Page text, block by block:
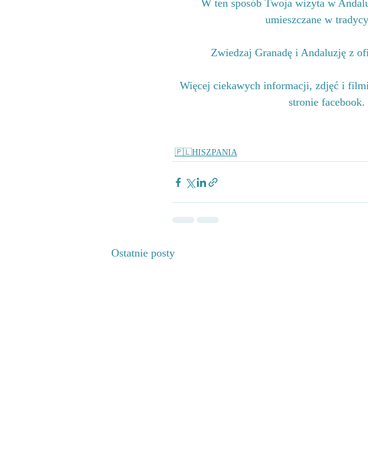
W ten sposób Twoja wizyta w
umieszczane w
Zwiedzaj Granadę i Andaluzję z
Więcej ciekawych informacji, zdjęć i
stronie
🇵🇱HISZPANIA
Ostatnie posty